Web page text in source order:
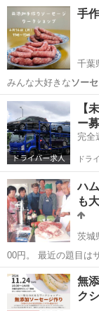
簡単に、美味しいソ
を食卓に！ 健…
埼玉 さいたま市
手
千葉
みんな大好きなソー
千葉 市川市
【
ー
完全
ドラ
ハ
も
茨城
00円。 最近の題目
80歳…
茨城 稲敷郡
無
ク